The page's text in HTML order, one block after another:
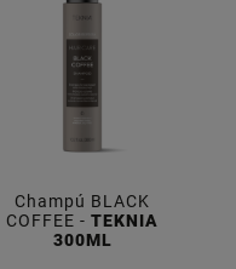
Champú BLACK
COFFEE - TEKNIA
300ML